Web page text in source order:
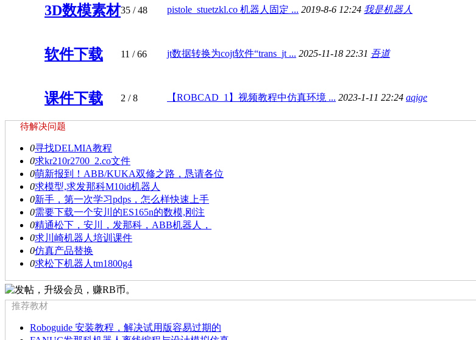
3D数模素材35 / 48 pistole_stuetzkl.co 机器人固定 ... 2019-8-6 12:24 我是机器人
软件下载 11 / 66 jt数据转换为cojt软件“trans_jt ... 2025-11-18 22:31 吾道
课件下载 2 / 8 【ROBCAD_1】视频教程中仿真环境 ... 2023-1-11 22:24 aqige
待解决问题
0寻找DELMIA教程
0求kr210r2700_2.co文件
0萌新报到！ABB/KUKA双修之路，恳请各位
0求模型,求发那科M10id机器人
0新手，第一次学习pdps，怎么样快速上手
0需要下载一个安川的ES165n的数模,刚注
0精通松下，安川，发那科，ABB机器人，
0求川崎机器人培训课件
0仿真产品替换
0求松下机器人tm1800g4
推荐教材
Roboguide 安装教程，解决试用版容易过期的